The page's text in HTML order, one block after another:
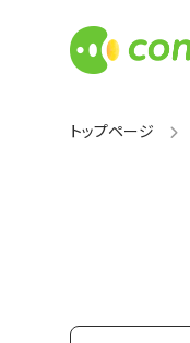
トップページ